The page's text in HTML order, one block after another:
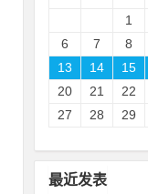
1
6
7 8
13
14 15
20
21 22
27
28 29
最近发表